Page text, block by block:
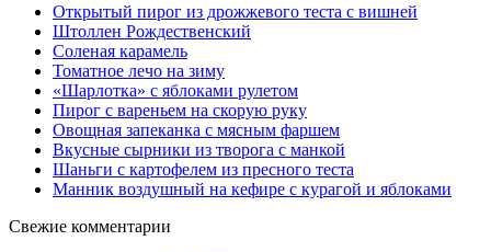
Открытый пирог из дрожжевого теста с вишней
Штоллен Рождественский
Соленая карамель
Томатное лечо на зиму
«Шарлотка» с яблоками рулетом
Пирог с вареньем на скорую руку
Овощная запеканка с мясным фаршем
Вкусные сырники из творога с манкой
Шаньги с картофелем из пресного теста
Манник воздушный на кефире с курагой и яблоками
Свежие комментарии